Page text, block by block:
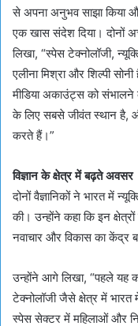
से अपना अनुभव साझा किया
एक खास संदेश दिया। दोनों
लिखा, “स्पेस टेक्नोलॉजी,
एलीना मिश्रा और शिल्पी
मीडिया अकाउंट्स को संभालने
के लिए सबसे जीवंत स्थान है,
करते हैं।”
विज्ञान के क्षेत्र में बढ़ते अवसर
दोनों वैज्ञानिकों ने भारत में
की। उन्होंने कहा कि इन
नवाचार और विकास का केंद्र
उन्होंने आगे लिखा, “पहले यह
टेक्नोलॉजी जैसे क्षेत्र में
स्पेस सेक्टर में महिलाओं और